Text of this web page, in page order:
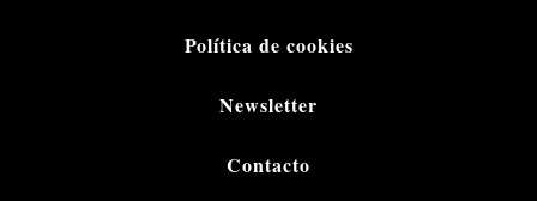
Política de cookies
Newsletter
Contacto